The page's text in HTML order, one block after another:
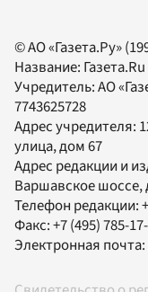
© АО «Газета.Ру»
Название: Газета.Ru
Учредитель:АО
7743625728
Адрес учредителя:
улица, дом 67
Адрес редакции и
Варшавское шоссе,
Телефон редакции:
Факс:+7 (495) 785-
Электронная почта: